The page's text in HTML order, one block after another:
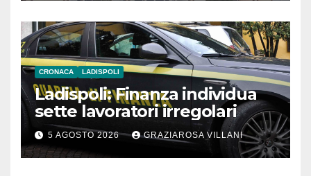
CRONACA LADISPOLI
Ladispoli: Finanza individua
sette lavoratori irregolari
5 AGOSTO 2026 GRAZIAROSA VILLANI